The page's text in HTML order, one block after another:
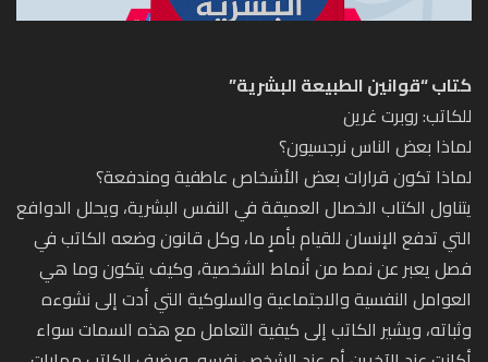
كتاب “قوانين الطبيعة البشرية”
للكاتب: روبرت غرين
لماذا بعض الناس نرجسيون؟
لماذا تكون قرارات بعض الأشخاص عاطفية ومندفعة؟
يتناول الكتاب الخصال العميقة في النفس البشرية، ويحلل الدوافع
التي تدفع الإنسان للقيام بأمرٍ ما، وكل قانون وضعه الكاتب في
فصل يعبر عن نمط من أنماط الشخصية، وكيف يتكون وما هي
العوامل النفسية والاجتماعية والسلوكية التي أدت إلى نشوءه
وثباته، ويشير الكاتب إلى كيفية التعامل مع هذه السمات سواء